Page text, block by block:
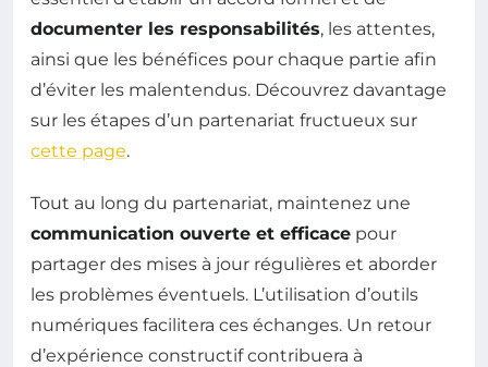
documenter les responsabilités, les attentes,
ainsi que les bénéfices pour chaque partie afin
d’éviter les malentendus. Découvrez davantage
sur les étapes d’un partenariat fructueux sur
cette page.
Tout au long du partenariat, maintenez une
communication ouverte et efficace pour
partager des mises à jour régulières et aborder
les problèmes éventuels. L’utilisation d’outils
numériques facilitera ces échanges. Un retour
d’expérience constructif contribuera à